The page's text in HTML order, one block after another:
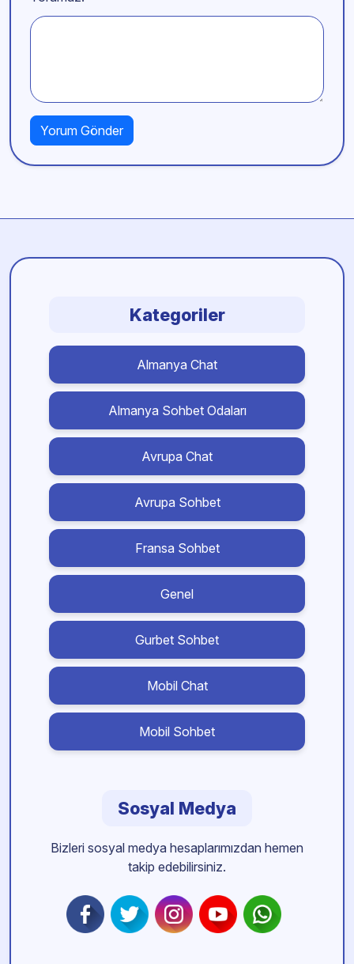
Kategoriler
Almanya Chat
Almanya Sohbet Odaları
Avrupa Chat
Avrupa Sohbet
Fransa Sohbet
Genel
Gurbet Sohbet
Mobil Chat
Mobil Sohbet
Sosyal Medya
Bizleri sosyal medya hesaplarımızdan hemen
takip edebilirsiniz.